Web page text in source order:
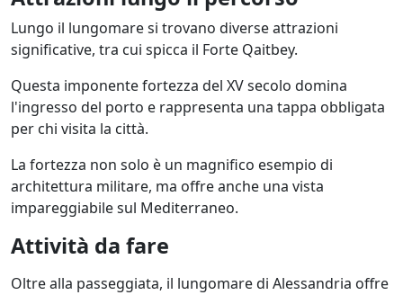
Lungo il lungomare si trovano diverse attrazioni
significative, tra cui spicca il Forte Qaitbey.
Questa imponente fortezza del XV secolo domina
l'ingresso del porto e rappresenta una tappa obbligata
per chi visita la città.
La fortezza non solo è un magnifico esempio di
architettura militare, ma offre anche una vista
impareggiabile sul Mediterraneo.
Attività da fare
Oltre alla passeggiata, il lungomare di Alessandria offre